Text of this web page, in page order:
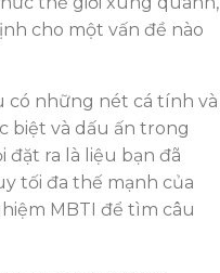
cho một vấn đề nào
có những nét cá tính và
biệt và dấu ấn trong
đặt ra là liệu bạn đã
tối đa thế mạnh của
MBTI để tìm câu